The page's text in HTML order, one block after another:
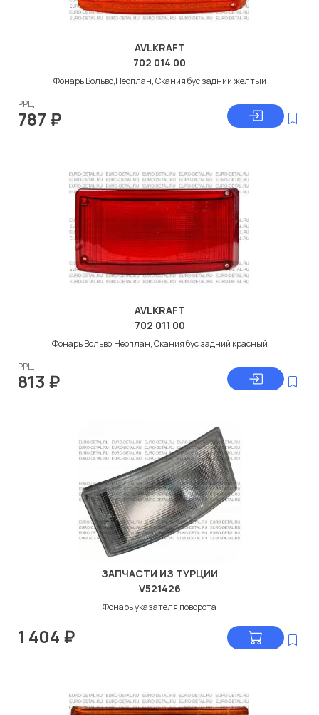
AVLKRAFT
702 014 00
Фонарь Вольво,Неоплан, Скания бус задний желтый
РРЦ
787 ₽
AVLKRAFT
702 011 00
Фонарь Вольво,Неоплан, Скания бус задний красный
РРЦ
813 ₽
ЗАПЧАСТИ ИЗ ТУРЦИИ
V521426
Фонарь указателя поворота
1 404 ₽